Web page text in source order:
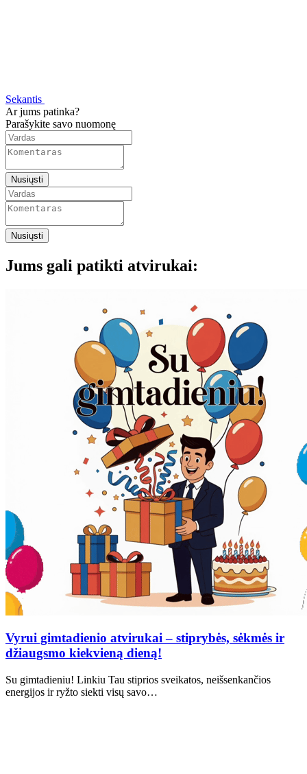
Sekantis
Ar jums patinka?
Parašykite savo nuomonę
Nusiųsti
Nusiųsti
Jums gali patikti atvirukai:
Vyrui gimtadienio atvirukai – stiprybės, sėkmės ir
džiaugsmo kiekvieną dieną!
Su gimtadieniu! Linkiu Tau stiprios sveikatos, neišsenkančios
energijos ir ryžto siekti visų savo…